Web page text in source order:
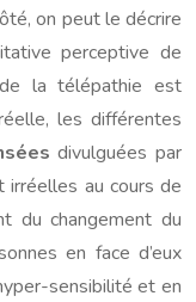
on peut le décrire
perceptive de
de la télépathie est
les différentes
divulguées par
irréelles au cours de
du changement du
en face d’eux
sensibilité et en